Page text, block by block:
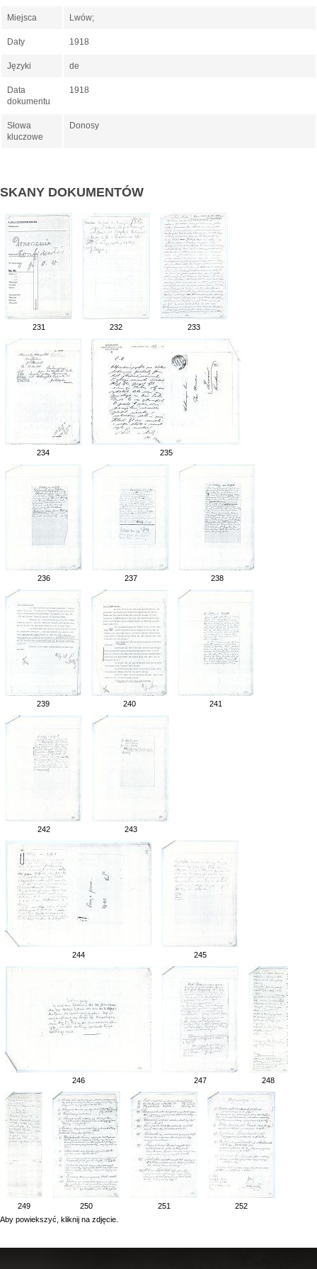
Miejsca Lwów;
Daty 1918
Języki de
Data
dokumentu
1918
Słowa
kluczowe
Donosy
SKANY DOKUMENTÓW
231 232 233
234 235
236 237 238
239 240 241
242 243
244 245
246 247 248
249 250 251
252
Aby powiekszyć, kliknij na zdjęcie.